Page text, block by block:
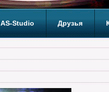
AS-Studio Друзья